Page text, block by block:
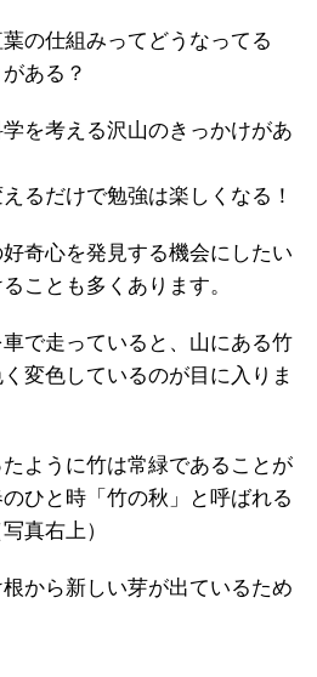
の仕組みってどうなってる
ある？
を考える沢山のきっかけがあ
るだけで勉強は楽しくなる！
奇心を発見する機会にしたい
ことも多くあります。
で走っていると、山にある竹
変色しているのが目に入りま
ように竹は常緑であることが
ひと時「竹の秋」と呼ばれる
真右上）
から新しい芽が出ているため